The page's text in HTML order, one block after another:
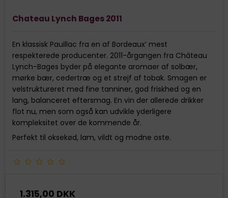
Chateau Lynch Bages 2011
En klassisk Pauillac fra en af Bordeaux’ mest
respekterede producenter. 2011-årgangen fra Château
Lynch-Bages byder på elegante aromaer af solbær,
mørke bær, cedertræ og et strejf af tobak. Smagen er
velstruktureret med fine tanniner, god friskhed og en
lang, balanceret eftersmag. En vin der allerede drikker
flot nu, men som også kan udvikle yderligere
kompleksitet over de kommende år.
Perfekt til oksekød, lam, vildt og modne oste.
1.315,00 DKK